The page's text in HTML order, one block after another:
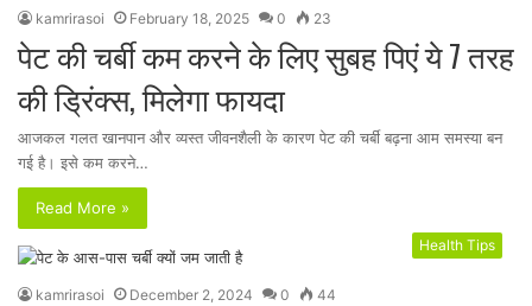
kamrirasoi February 18, 2025 0 23
पेट की चर्बी कम करने के लिए सुबह पिएं ये 7 तरह
की ड्रिंक्स, मिलेगा फायदा
आजकल गलत खानपान और व्यस्त जीवनशैली के कारण पेट की चर्बी बढ़ना आम समस्या बन
गई है। इसे कम करने…
Read More »
Health Tips
kamrirasoi December 2, 2024 0 44